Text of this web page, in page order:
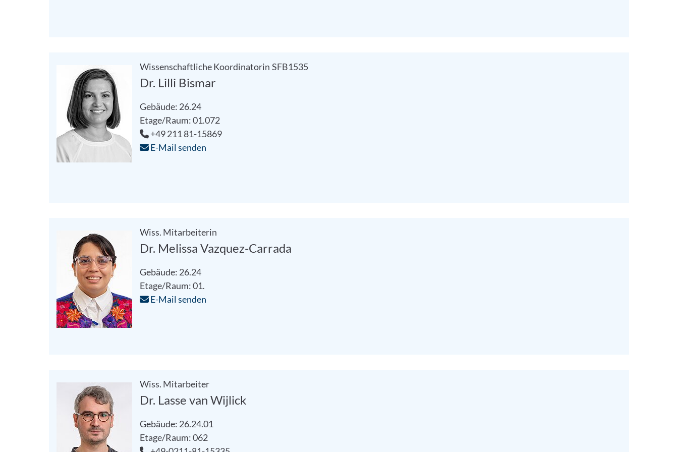
Wissenschaftliche Koordinatorin SFB1535
Dr. Lilli Bismar
Gebäude: 26.24
Etage/Raum: 01.072
+49 211 81-15869
E-Mail senden
Wiss. Mitarbeiterin
Dr. Melissa Vazquez-Carrada
Gebäude: 26.24
Etage/Raum: 01.
E-Mail senden
Wiss. Mitarbeiter
Dr. Lasse van Wijlick
Gebäude: 26.24.01
Etage/Raum: 062